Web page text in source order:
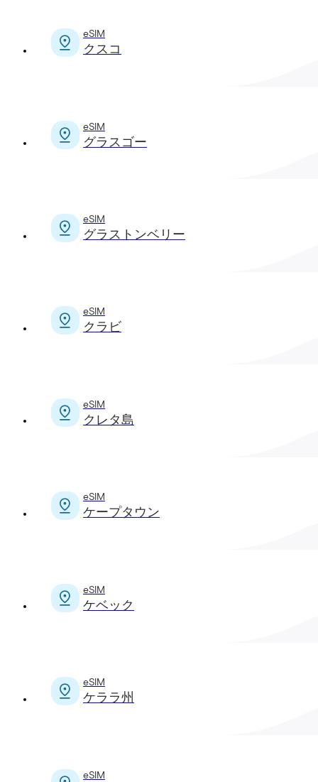
eSIM
クスコ
eSIM
グラスゴー
eSIM
グラストンベリー
eSIM
クラビ
eSIM
クレタ島
eSIM
ケープタウン
eSIM
ケベック
eSIM
ケララ州
eSIM